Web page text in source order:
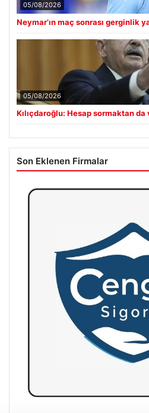
05/08/2026
Neymar’ın maç sonrası gerginlik
05/08/2026
Kılıçdaroğlu: Hesap sormaktan
Son Eklenen Firmalar